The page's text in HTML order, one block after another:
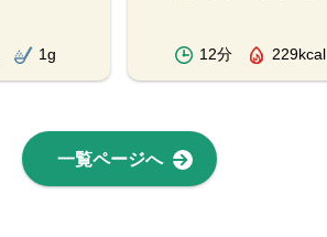
1g 12分 229kcal
一覧ページへ